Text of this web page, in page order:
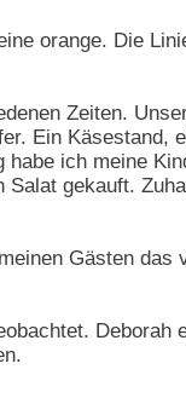
orange. Die
Zeiten.
Ein Käsestand,
ich meine
gekauft.
Gästen das
Deborah